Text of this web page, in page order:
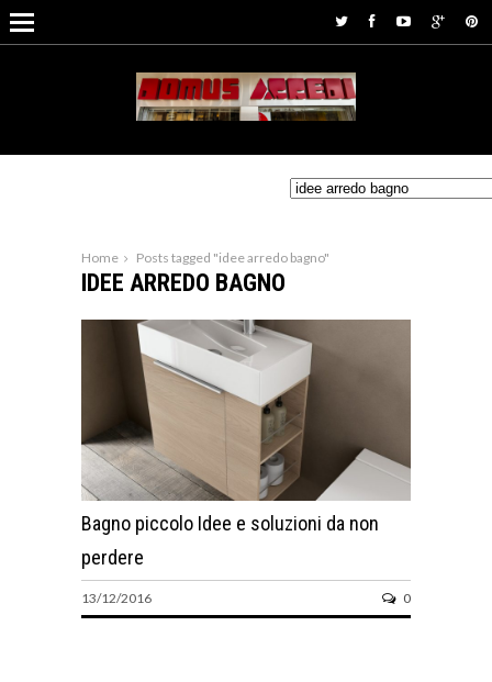
Home Posts tagged "idee arredo bagno"
IDEE ARREDO BAGNO
Bagno piccolo Idee e soluzioni da non
perdere
13/12/2016 0